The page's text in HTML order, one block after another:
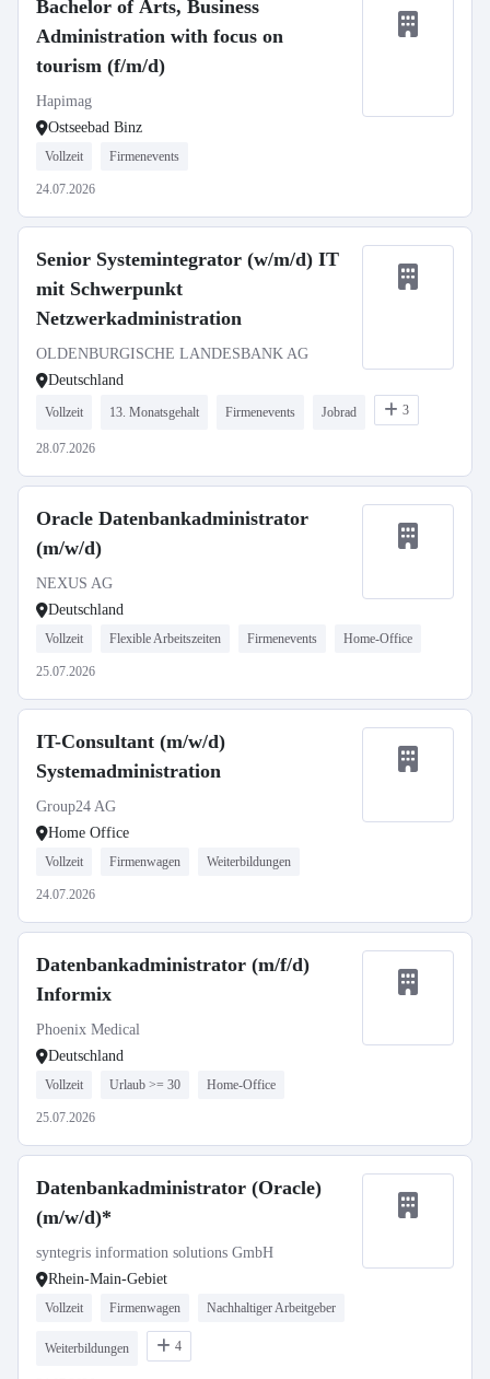
Bachelor of Arts, Business
Administration with focus on
tourism (f/m/d)
Hapimag
Ostseebad Binz
Vollzeit Firmenevents
24.07.2026
Senior Systemintegrator (w/m/d) IT
mit Schwerpunkt
Netzwerkadministration
OLDENBURGISCHE LANDESBANK AG
Deutschland
Vollzeit 13. Monatsgehalt Firmenevents Jobrad 3
28.07.2026
Oracle Datenbankadministrator
(m/w/d)
NEXUS AG
Deutschland
Vollzeit Flexible Arbeitszeiten Firmenevents Home-Office
25.07.2026
IT-Consultant (m/w/d)
Systemadministration
Group24 AG
Home Office
Vollzeit Firmenwagen Weiterbildungen
24.07.2026
Datenbankadministrator (m/f/d)
Informix
Phoenix Medical
Deutschland
Vollzeit Urlaub >= 30 Home-Office
25.07.2026
Datenbankadministrator (Oracle)
(m/w/d)*
syntegris information solutions GmbH
Rhein-Main-Gebiet
Vollzeit Firmenwagen Nachhaltiger Arbeitgeber
Weiterbildungen 4